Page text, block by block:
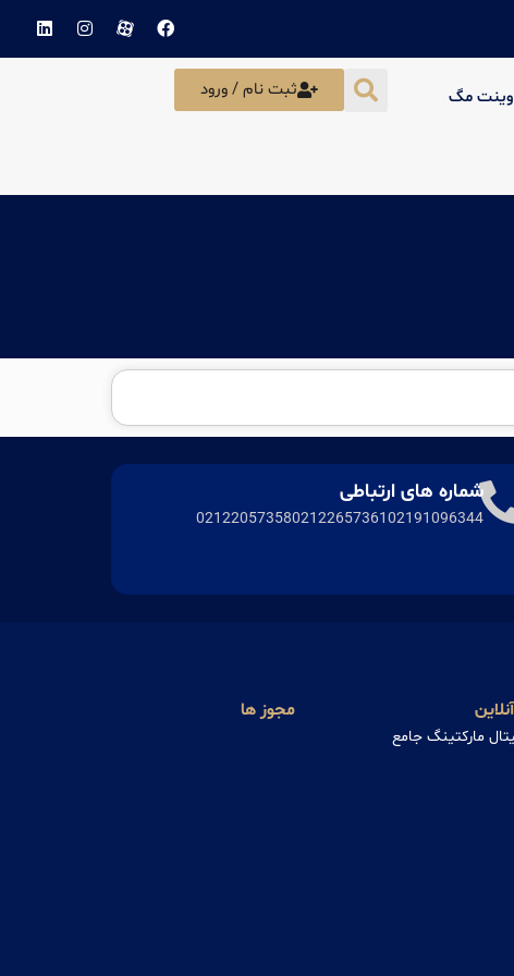
وینت مگ ثبت نام / ورود
شماره های ارتباطی
02191096344
02122657361
02122057358
مارکتینگ جامع
مجوز ها